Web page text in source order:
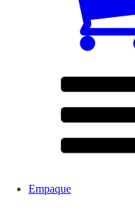
Empaque